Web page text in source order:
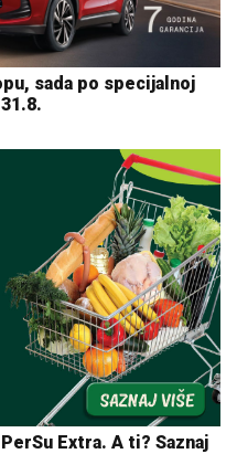
sada po specijalnoj
Extra. A ti? Saznaj